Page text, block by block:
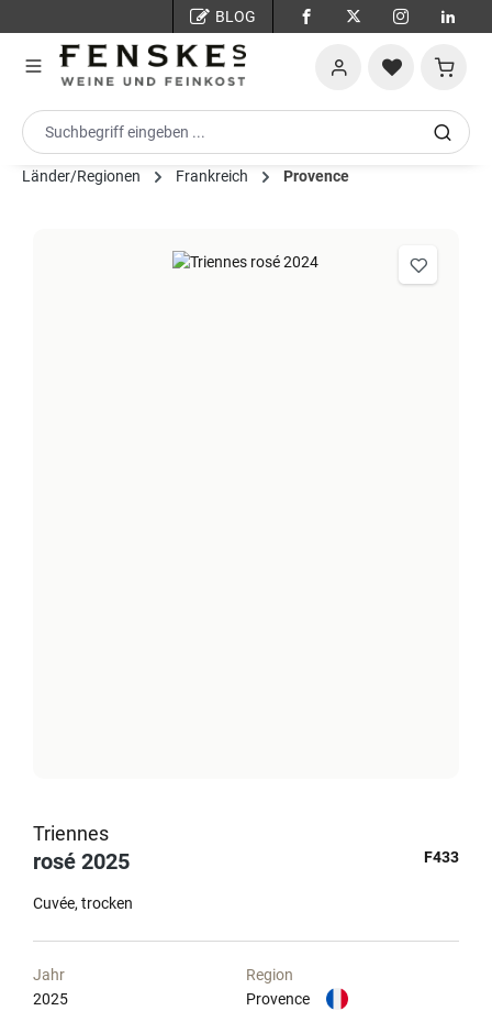
BLOG
Länder/Regionen Frankreich Provence
Triennes
rosé 2025 F433
Cuvée trocken
Jahr
2025
Region
Provence